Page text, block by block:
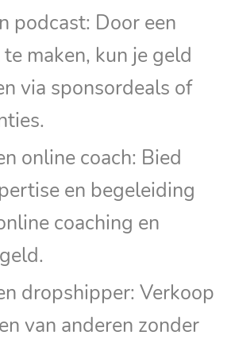
podcast: Door een
maken, kun je geld
via sponsordeals of
online coach: Bied
en begeleiding
coaching en
dropshipper: Verkoop
van anderen zonder